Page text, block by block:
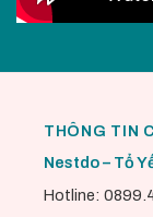
THÔNG TIN
Nestdo – Tổ
Hotline: